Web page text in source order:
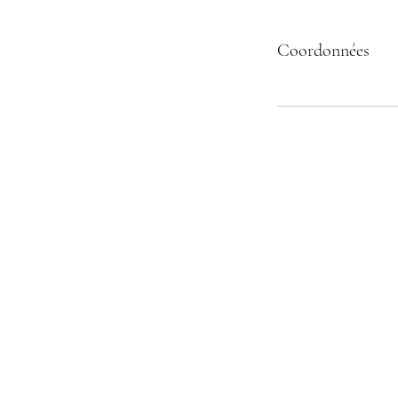
Coordonnées